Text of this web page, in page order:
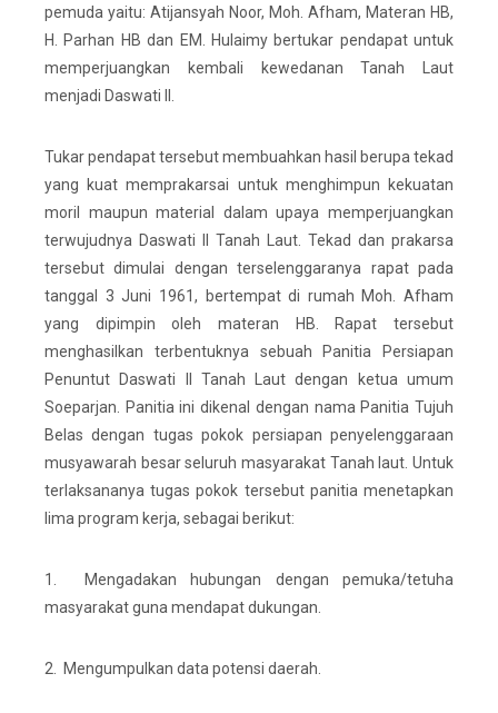
pemuda yaitu: Atijansyah Noor, Moh. Afham, Materan HB,
H. Parhan HB dan EM. Hulaimy bertukar pendapat untuk
memperjuangkan kembali kewedanan Tanah Laut
menjadi Daswati II.
Tukar pendapat tersebut membuahkan hasil berupa tekad
yang kuat memprakarsai untuk menghimpun kekuatan
moril maupun material dalam upaya memperjuangkan
terwujudnya Daswati II Tanah Laut. Tekad dan prakarsa
tersebut dimulai dengan terselenggaranya rapat pada
tanggal 3 Juni 1961, bertempat di rumah Moh. Afham
yang dipimpin oleh materan HB. Rapat tersebut
menghasilkan terbentuknya sebuah Panitia Persiapan
Penuntut Daswati II Tanah Laut dengan ketua umum
Soeparjan. Panitia ini dikenal dengan nama Panitia Tujuh
Belas dengan tugas pokok persiapan penyelenggaraan
musyawarah besar seluruh masyarakat Tanah laut. Untuk
terlaksananya tugas pokok tersebut panitia menetapkan
lima program kerja, sebagai berikut:
1.
Mengadakan hubungan dengan pemuka/tetuha
masyarakat guna mendapat dukungan.
2. Mengumpulkan data potensi daerah.